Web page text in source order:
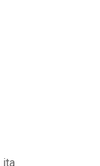
ita